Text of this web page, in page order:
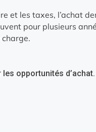
et les taxes, l’achat
pour plusieurs
opportunités d’achat.